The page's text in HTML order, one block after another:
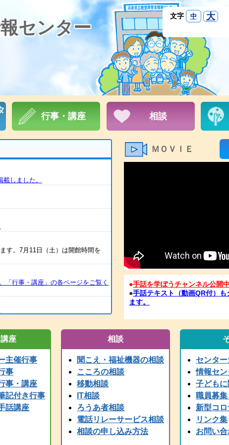
文字 中 大
センター
行事・講座 相談
しました。
す。7月11日（土）は開館時間を
「行事・講座」の各ページをご覧く
アップしました
しました。
話開通の時点から、受信が可能と
方は、兵庫県こどものきこえ相談
ＭＯＶＩＥ
●手話を学ぼうチャンネル公開中
●手話テキスト（動画QR付）も
ます。
座
主催行事
事
事・講座
記付き行事
話講座
相談
聞こえ・福祉機器の相談
こころの相談
移動相談
IT相談
ろうあ者相談
電話リレーサービス相談
相談の申し込み方法
センター
情報セ
子ども
職員募
新型コ
リンク集
お問い